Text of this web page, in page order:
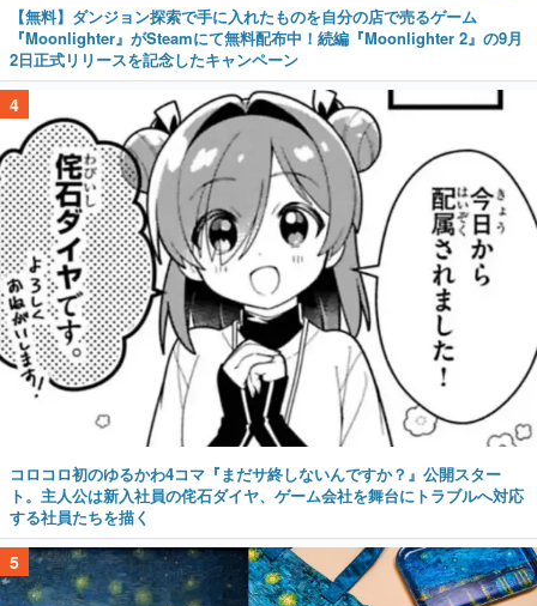
【無料】ダンジョン探索で手に入れたものを自分の店で売るゲーム
『Moonlighter』がSteamにて無料配布中！続編『Moonlighter 2』の9月
2日正式リリースを記念したキャンペーン
4
コロコロ初のゆるかわ4コマ『まだサ終しないんですか？』公開スター
ト。主人公は新入社員の侘石ダイヤ、ゲーム会社を舞台にトラブルへ対応
する社員たちを描く
5